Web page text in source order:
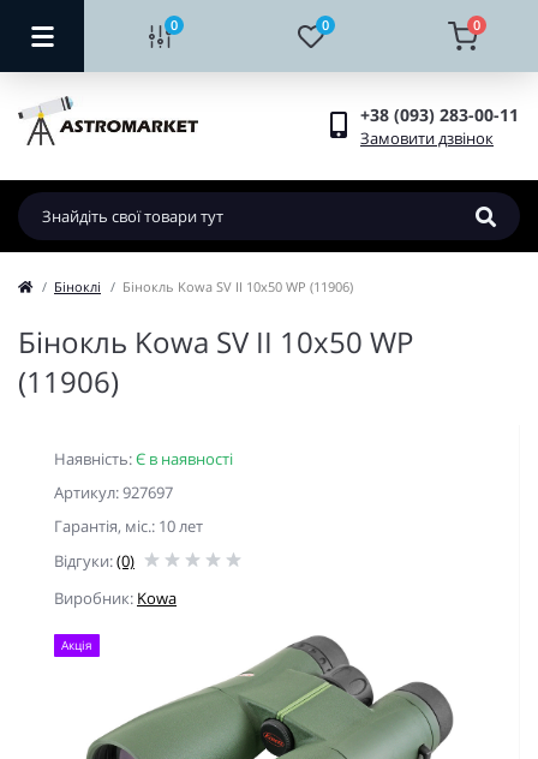
0 0 0
+38 (093) 283-00-11
Замовити дзвінок
Біноклі Бінокль Kowa SV II 10x50 WP (11906)
Бінокль Kowa SV II 10x50 WP
(11906)
Наявність:Є в наявності
Артикул: 927697
Гарантiя, мic.: 10 лет
Відгуки:(0)
Виробник: Kowa
Акція